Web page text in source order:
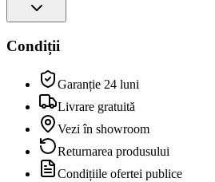
Condiții
Garanție 24 luni
Livrare gratuită
Vezi în showroom
Returnarea produsului
Condițiile ofertei publice